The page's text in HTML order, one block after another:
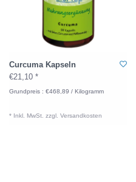
Curcuma Kapseln
€21,10 *
Grundpreis : €468,89 / Kilogramm
* Inkl. MwSt. zzgl. Versandkosten